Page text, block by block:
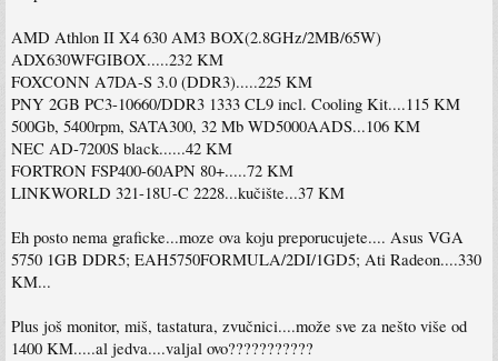
AMD Athlon II X4 630 AM3 BOX(2.8GHz/2MB/65W)
ADX630WFGIBOX.....232 KM
FOXCONN A7DA-S 3.0 (DDR3).....225 KM
PNY 2GB PC3-10660/DDR3 1333 CL9 incl. Cooling Kit....115 KM
500Gb, 5400rpm, SATA300, 32 Mb WD5000AADS...106 KM
NEC AD-7200S black......42 KM
FORTRON FSP400-60APN 80+.....72 KM
LINKWORLD 321-18U-C 2228...kučište...37 KM
Eh posto nema graficke...moze ova koju preporucujete.... Asus VGA
5750 1GB DDR5; EAH5750FORMULA/2DI/1GD5; Ati Radeon....330
KM...
Plus još monitor, miš, tastatura, zvučnici....može sve za nešto više od
1400 KM.....al jedva....valjal ovo???????????